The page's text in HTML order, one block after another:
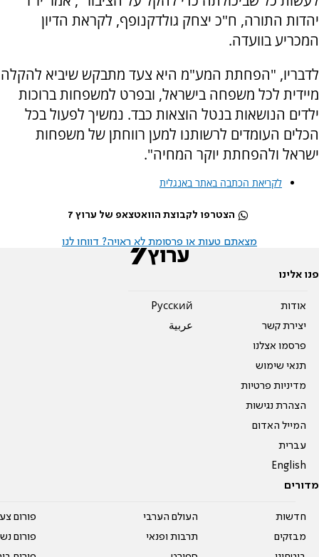
יהדות התורה, ח"כ יצחק גולדקנופף, לקראת הדיון
המכריע בוועדה.
לדבריו, "הפחתת המע"מ היא צעד מתבקש שיביא להקלה
מיידית לכל משפחה בישראל, ובפרט למשפחות ברוכות
ילדים הנושאות בנטל הוצאות כבד. נמשיך לפעול בכל
הכלים העומדים לרשותנו למען רווחתן של משפחות
ישראל ולהפחתת יוקר המחיה".
לקריאת הכתבה באתר באנגלית
הצטרפו לקבוצת הוואטצאפ של ערוץ 7
מצאתם טעות או פרסומת לא ראויה? דווחו לנו
פנו אלינו
אודות
יצירת קשר
פרסמו אצלנו
תנאי שימוש
מדיניות פרטיות
הצהרת נגישות
המייל האדום
עברית
English
Pусский
عربية
מדורים
חדשות
מבזקים
העולם הערבי
תרבות ופנאי
פורום
פורום